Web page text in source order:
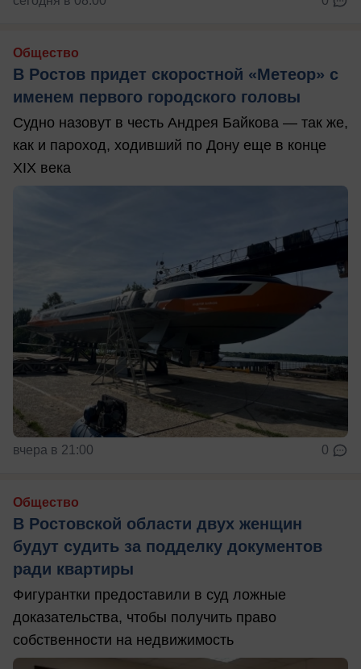
Общество
В Ростов придет скоростной «Метеор» с
именем первого городского головы
Судно назовут в честь Андрея Байкова — так же,
как и пароход, ходивший по Дону еще в конце
XIX века
вчера в 21:00 0
Общество
В Ростовской области двух женщин
будут судить за подделку документов
ради квартиры
Фигурантки предоставили в суд ложные
доказательства, чтобы получить право
собственности на недвижимость